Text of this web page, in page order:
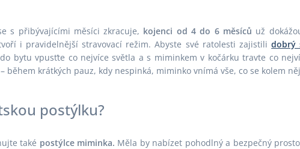
s přibývajícími měsíci zkracuje, kojenci od 4 do 6 měsíců už
i pravidelnější stravovací režim. Abyste své ratolesti zajistilidobrý
bytu vpusťte co nejvíce světla a s miminkem v kočárku travte co
během krátkých pauz, kdy nespinká, miminko vnímá vše, co se kolem
postýlku?
také postýlce miminka. Měla by nabízet pohodlný a bezpečný